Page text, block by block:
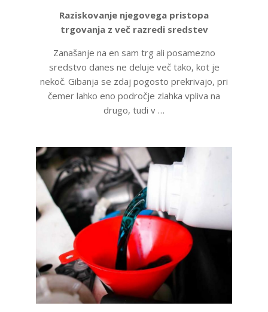
Raziskovanje njegovega pristopa
trgovanja z več razredi sredstev
Zanašanje na en sam trg ali posamezno
sredstvo danes ne deluje več tako, kot je
nekoč. Gibanja se zdaj pogosto prekrivajo, pri
čemer lahko eno področje zlahka vpliva na
drugo, tudi v …